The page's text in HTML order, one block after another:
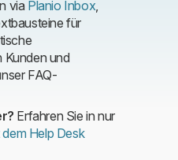
via Planio Inbox,
für
Kunden und
FAQ-
Erfahren Sie in nur
Help Desk